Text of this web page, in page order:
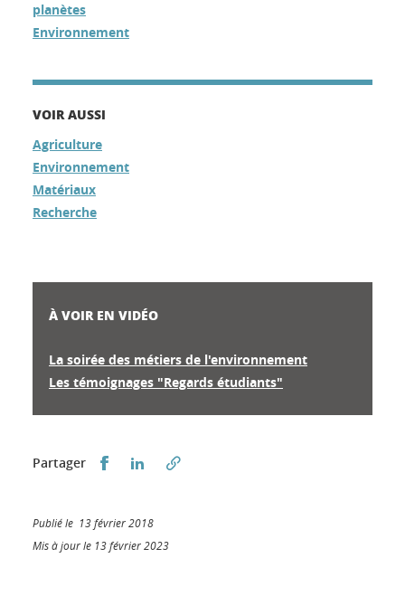
planètes
Environnement
VOIR AUSSI
Agriculture
Environnement
Matériaux
Recherche
À VOIR EN VIDÉO
La soirée des métiers de l'environnement
Les témoignages "Regards étudiants"
Partager Partager sur Facebook
Partager sur LinkedIn
Publié le 13 février 2018
Mis à jour le 13 février 2023